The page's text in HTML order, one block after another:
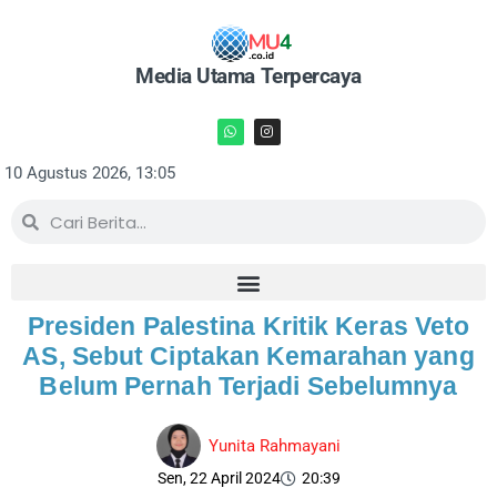
Media Utama Terpercaya
10 Agustus 2026, 13:05
Presiden Palestina Kritik Keras Veto
AS, Sebut Ciptakan Kemarahan yang
Belum Pernah Terjadi Sebelumnya
Yunita Rahmayani
Sen, 22 April 2024 20:39